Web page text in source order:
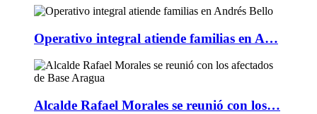
Operativo integral atiende familias en A…
Alcalde Rafael Morales se reunió con los…